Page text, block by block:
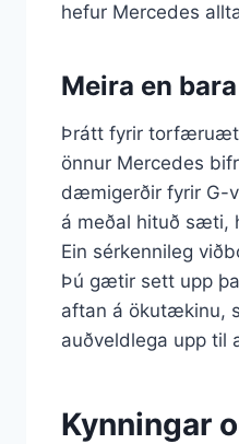
hefur Mercedes
Meira en
Þrátt fyrir torfæruætt
önnur Mercedes
dæmigerðir fyrir G-
á meðal hituð sæti,
Ein sérkennileg
Þú gætir sett upp
aftan á ökutækinu,
auðveldlega upp til
Kynningar